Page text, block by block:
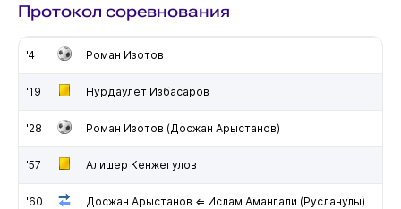
Протокол соревнования
'4 Роман Изотов
'19 Нурдаулет Избасаров
'28 Роман Изотов (Досжан Арыстанов)
'57 Алишер Кенжегулов
'60 Досжан Арыстанов ⇐ Ислам Амангали (Русланулы)